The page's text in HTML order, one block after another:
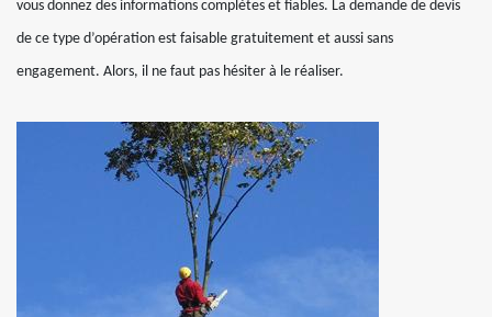
vous donnez des informations complètes et fiables. La demande de devis
de ce type d’opération est faisable gratuitement et aussi sans
engagement. Alors, il ne faut pas hésiter à le réaliser.